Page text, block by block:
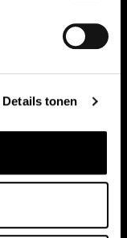
Details tonen